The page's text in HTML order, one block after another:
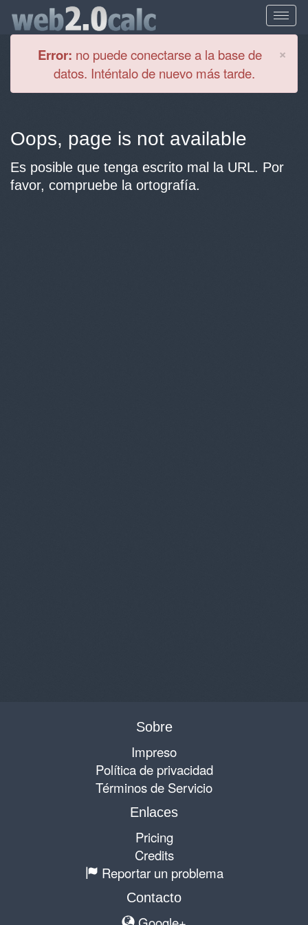
×
Error: no puede conectarse a la base de
datos. Inténtalo de nuevo más tarde.
Oops, page is not available
Es posible que tenga escrito mal la URL. Por
favor, compruebe la ortografía.
Sobre
Impreso
Política de privacidad
Términos de Servicio
Enlaces
Pricing
Credits
Reportar un problema
Contacto